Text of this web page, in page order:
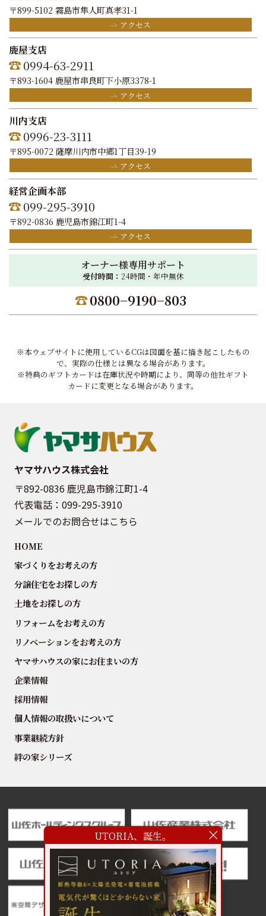
〒899-5102 霧島市隼人町真孝31-1
アクセス
鹿屋支店
0994-63-2911
〒893-1604 鹿屋市串良町下小原3378-1
アクセス
川内支店
0996-23-3111
〒895-0072 薩摩川内市中郷1丁目39-19
アクセス
経営企画本部
099-295-3910
〒892-0836 鹿児島市錦江町1-4
アクセス
オーナー様専用サポート
受付時間： 24時間・年中無休
0800−9190−803
※本ウェブサイトに使用しているCGは図面を基に描き起こしたもの
で、実際の仕様とは異なる場合があります。
※特典のギフトカードは在庫状況や時期により、同等の他社ギフト
カードに変更となる場合があります。
ヤマサハウス株式会社
〒892-0836 鹿児島市錦江町1-4
代表電話： 099-295-3910
メールでのお問合せはこちら
HOME
家づくりをお考えの方
分譲住宅をお探しの方
土地をお探しの方
リフォームをお考えの方
リノベーションをお考えの方
ヤマサハウスの家にお住まいの方
企業情報
採用情報
個人情報の取扱いについて
事業継続方針
絆の家シリーズ
UTORIA、誕生。